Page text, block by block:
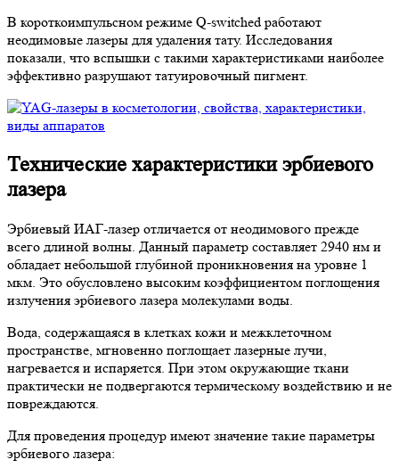
В короткоимпульсном режиме Q-switched работают
неодимовые лазеры для удаления тату. Исследования
показали, что вспышки с такими характеристиками наиболее
эффективно разрушают татуировочный пигмент.
Технические характеристики эрбиевого
лазера
Эрбиевый ИАГ-лазер отличается от неодимового прежде
всего длиной волны. Данный параметр составляет 2940 нм и
обладает небольшой глубиной проникновения на уровне 1
мкм. Это обусловлено высоким коэффициентом поглощения
излучения эрбиевого лазера молекулами воды.
Вода, содержащаяся в клетках кожи и межклеточном
пространстве, мгновенно поглощает лазерные лучи,
нагревается и испаряется. При этом окружающие ткани
практически не подвергаются термическому воздействию и не
повреждаются.
Для проведения процедур имеют значение такие параметры
эрбиевого лазера: